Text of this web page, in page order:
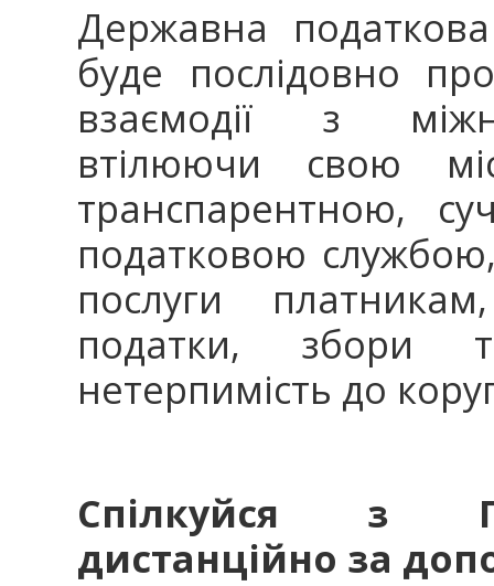
Державна
буде послідовно
взаємодії з
втілюючи свою
транспарентною,
податковою службою,
послуги
податки, збори
нетерпимість до
Спілкуйся з
дистанційно за